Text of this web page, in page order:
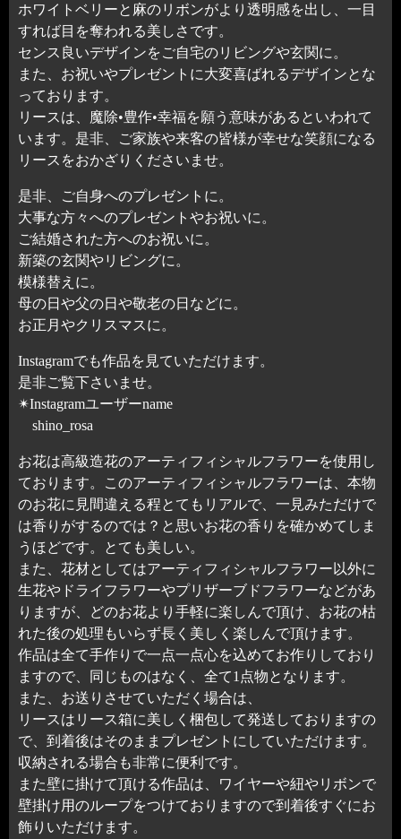
ホワイトベリーと麻のリボンがより透明感を出し、一目
すれば目を奪われる美しさです。
センス良いデザインをご自宅のリビングや玄関に。
また、お祝いやプレゼントに大変喜ばれるデザインとな
っております。
リースは、魔除•豊作•幸福を願う意味があるといわれて
います。是非、ご家族や来客の皆様が幸せな笑顔になる
リースをおかざりくださいませ。
是非、ご自身へのプレゼントに。
大事な方々へのプレゼントやお祝いに。
ご結婚された方へのお祝いに。
新築の玄関やリビングに。
模様替えに。
母の日や父の日や敬老の日などに。
お正月やクリスマスに。
Instagramでも作品を見ていただけます。
是非ご覧下さいませ。
✴︎Instagramユーザーname
shino_rosa
お花は高級造花のアーティフィシャルフラワーを使用し
ております。このアーティフィシャルフラワーは、本物
のお花に見間違える程とてもリアルで、一見みただけで
は香りがするのでは？と思いお花の香りを確かめてしま
うほどです。とても美しい。
また、花材としてはアーティフィシャルフラワー以外に
生花やドライフラワーやプリザーブドフラワーなどがあ
りますが、どのお花より手軽に楽しんで頂け、お花の枯
れた後の処理もいらず長く美しく楽しんで頂けます。
作品は全て手作りで一点一点心を込めてお作りしており
ますので、同じものはなく、全て1点物となります。
また、お送りさせていただく場合は、
リースはリース箱に美しく梱包して発送しておりますの
で、到着後はそのままプレゼントにしていただけます。
収納される場合も非常に便利です。
また壁に掛けて頂ける作品は、ワイヤーや紐やリボンで
壁掛け用のループをつけておりますので到着後すぐにお
飾りいただけます。